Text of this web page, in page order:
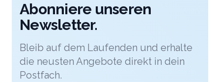
Abonniere unseren
Newsletter.
Bleib auf dem Laufenden und erhalte
die neusten Angebote direkt in dein
Postfach.